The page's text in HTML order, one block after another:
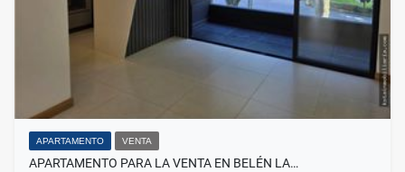
APARTAMENTO VENTA
APARTAMENTO PARA LA VENTA EN BELÉN LA…